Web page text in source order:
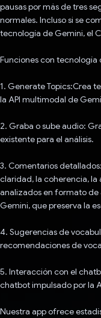
pausas por más de tres
normales. Incluso si se
tecnología de Gemini, el
Funciones con tecnología
1. Generate Topics:Crea
la API multimodal de
2. Graba o sube audio:
existente para el análisis.
3. Comentarios
claridad, la coherencia,
analizados en formato de
Gemini, que preserva la
4. Sugerencias de
recomendaciones de
5. Interacción con el
chatbot impulsado por la
Nuestra app ofrece